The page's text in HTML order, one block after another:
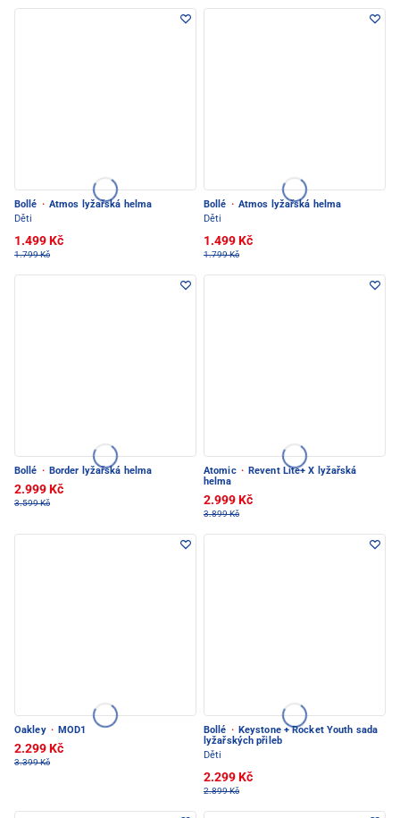
Bollé · Atmos lyžařská helma
Děti
1.499 Kč
1.799 Kč
Bollé · Atmos lyžařská helma
Děti
1.499 Kč
1.799 Kč
Bollé · Border lyžařská helma
2.999 Kč
3.599 Kč
Atomic · Revent Lite+ X lyžařská
helma
2.999 Kč
3.899 Kč
Oakley · MOD1
2.299 Kč
3.399 Kč
Bollé · Keystone + Rocket Youth sada
lyžařských přileb
Děti
2.299 Kč
2.899 Kč